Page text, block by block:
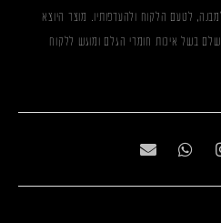
לטעם הלקוח ולהעדפותיו. מוצר היוצא
בשל איכות חומרי הגלם ומוגש ללקוח